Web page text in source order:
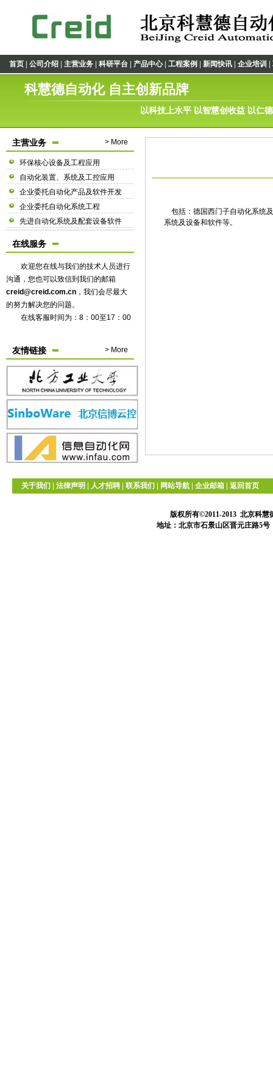
首页 | 公司介绍 | 主营业务 | 科研平台 | 产品中心| 工程案例 | 新闻快讯 | 企业培训 |
科慧德自动化 自主创新品牌
以科技上水平 以智慧创收益 以仁
主营业务 > More
环保核心设备及工程应用
自动化装置、系统及工控应用
企业委托自动化产品及软件开发
企业委托自动化系统工程
先进自动化系统及配套设备软件
在线服务
欢迎您在线与我们的技术人员进行
沟通，您也可以致信到我们的邮箱
creid@creid.com.cn ，我们会尽最大
的努力解决您的问题。
在线客服时间为：8：00至17：00
友情链接 > More
包括：德国西门子自动化系统
系统及设备和软件等。
关于我们 | 法律声明 | 人才招聘| 联系我们 | 网站导航 | 企业邮箱 | 返回首页
版权所有©2011-2013 北京科
地址：北京市石景山区晋元庄路5号